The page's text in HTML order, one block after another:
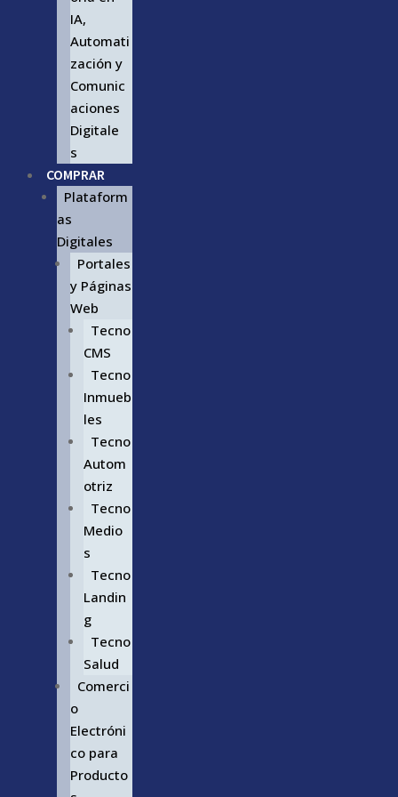
IA,
Automati
zación y
Comunic
aciones
Digitale
s
COMPRAR
Plataform
as
Digitales
Portales
y Páginas
Web
Tecno
CMS
Tecno
Inmueb
les
Tecno
Autom
otriz
Tecno
Medio
s
Tecno
Landin
g
Tecno
Salud
Comerci
o
Electróni
co para
Producto